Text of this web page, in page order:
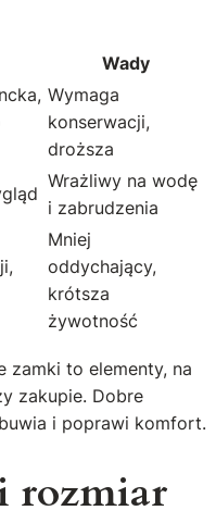
Wady
Wymaga
konserwacji,
droższa
Wrażliwy na wodę
i zabrudzenia
Mniej
oddychający,
krótsza
żywotność
zamki to elementy, na
zakupie. Dobre
i poprawi komfort.
rozmiar